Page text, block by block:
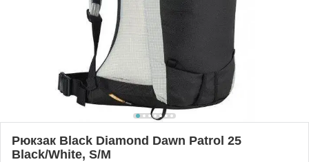
Рюкзак Black Diamond Dawn Patrol 25
Black/White, S/M